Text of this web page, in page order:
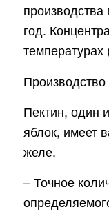
производства
год.
температурах
Пектин, один
яблок, имеет
желе.
– Точное